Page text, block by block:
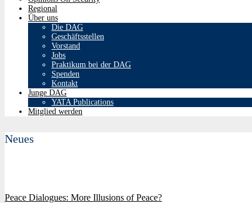
Regional
Über uns
Die DAG
Geschäftsstellen
Vorstand
Jobs
Praktikum bei der DAG
Spenden
Kontakt
Junge DAG
YATA Publications
Mitglied werden
Neues
Peace Dialogues: More Illusions of Peace?